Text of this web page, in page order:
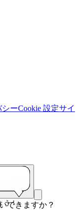
シーCookie 設定サイ
う！
できますか？